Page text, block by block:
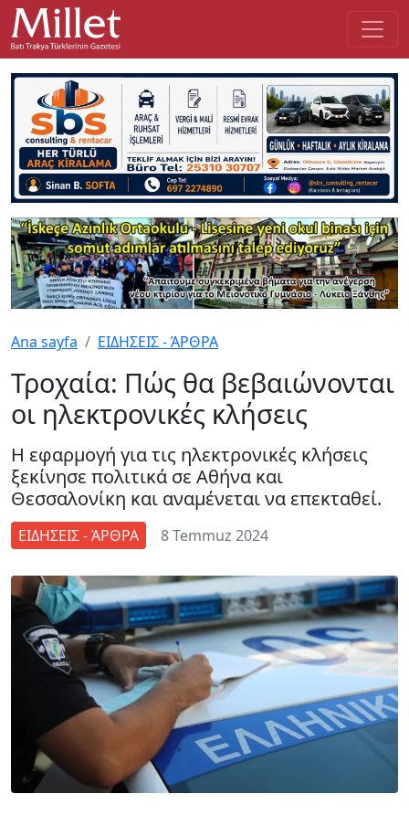
Ana sayfa ΕΙΔΗΣΕΙΣ - ΆΡΘΡΑ
Τροχαία: Πώς θα βεβαιώνονται
οι ηλεκτρονικές κλήσεις
Η εφαρμογή για τις ηλεκτρονικές κλήσεις
ξεκίνησε πολιτικά σε Αθήνα και
Θεσσαλονίκη και αναμένεται να επεκταθεί.
ΕΙΔΗΣΕΙΣ - ΆΡΘΡΑ 8 Temmuz 2024